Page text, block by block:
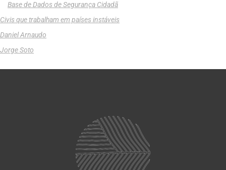
Base de Dados de Segurança Cidadã
Civis que trabalham em países instáveis
Daniel Arnaudo
Jorge Soto